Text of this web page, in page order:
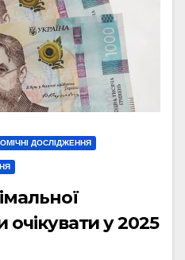
ДОСЛІДЖЕННЯ
очікувати у 2025